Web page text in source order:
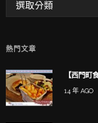
熱門文章
【西門
14 年 AGO